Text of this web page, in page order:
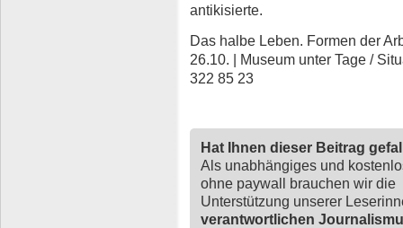
antikisierte.
Das halbe Leben. Formen der
26.10. | Museum unter Tage /
322 85 23
Hat Ihnen dieser Beitrag
Als unabhängiges und
ohne paywall brauchen wir die
Unterstützung unserer
verantwortlichen